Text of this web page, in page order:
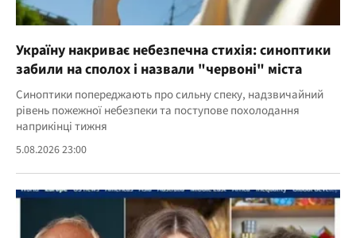
Україну накриває небезпечна стихія: синоптики
забили на сполох і назвали "червоні" міста
Синоптики попереджають про сильну спеку, надзвичайний
рівень пожежної небезпеки та поступове похолодання
наприкінці тижня
5.08.2026 23:00